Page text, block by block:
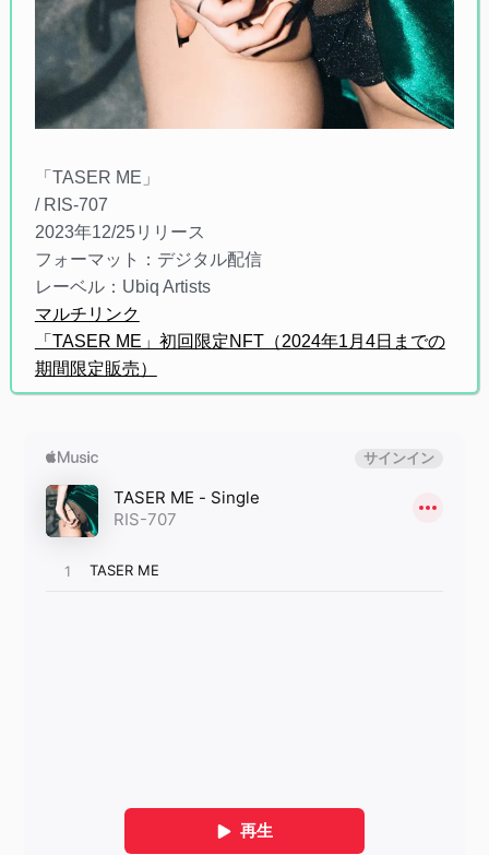
「TASER ME」
/ RIS-707
2023年12/25リリース
フォーマット：デジタル配信
レーベル：Ubiq Artists
マルチリンク
「TASER ME」初回限定NFT（2024年1月4日までの
期間限定販売）